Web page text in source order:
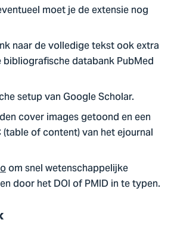
moet je de extensie nog
naar de volledige tekst ook extra
databank PubMed
setup van Google Scholar.
cover images getoond en een
(table of content) van het ejournal
om snel wetenschappelijke
door het DOI of PMID in te typen.